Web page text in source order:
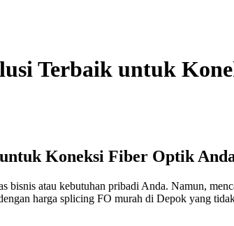
Terbaik untuk
Koneksi Fiber Optik
atau kebutuhan pribadi Anda. Namun,
harga splicing FO murah di Depok yang